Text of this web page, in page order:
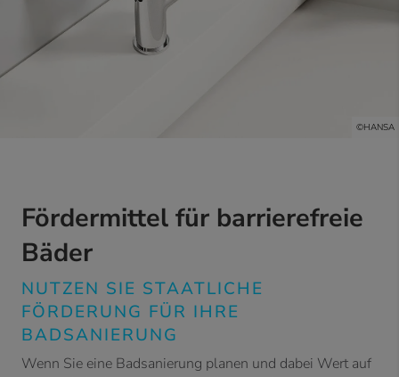
©HANSA
Fördermittel für barrierefreie
Bäder
NUTZEN SIE STAATLICHE
FÖRDERUNG FÜR IHRE
BADSANIERUNG
Wenn Sie eine Badsanierung planen und dabei Wert auf